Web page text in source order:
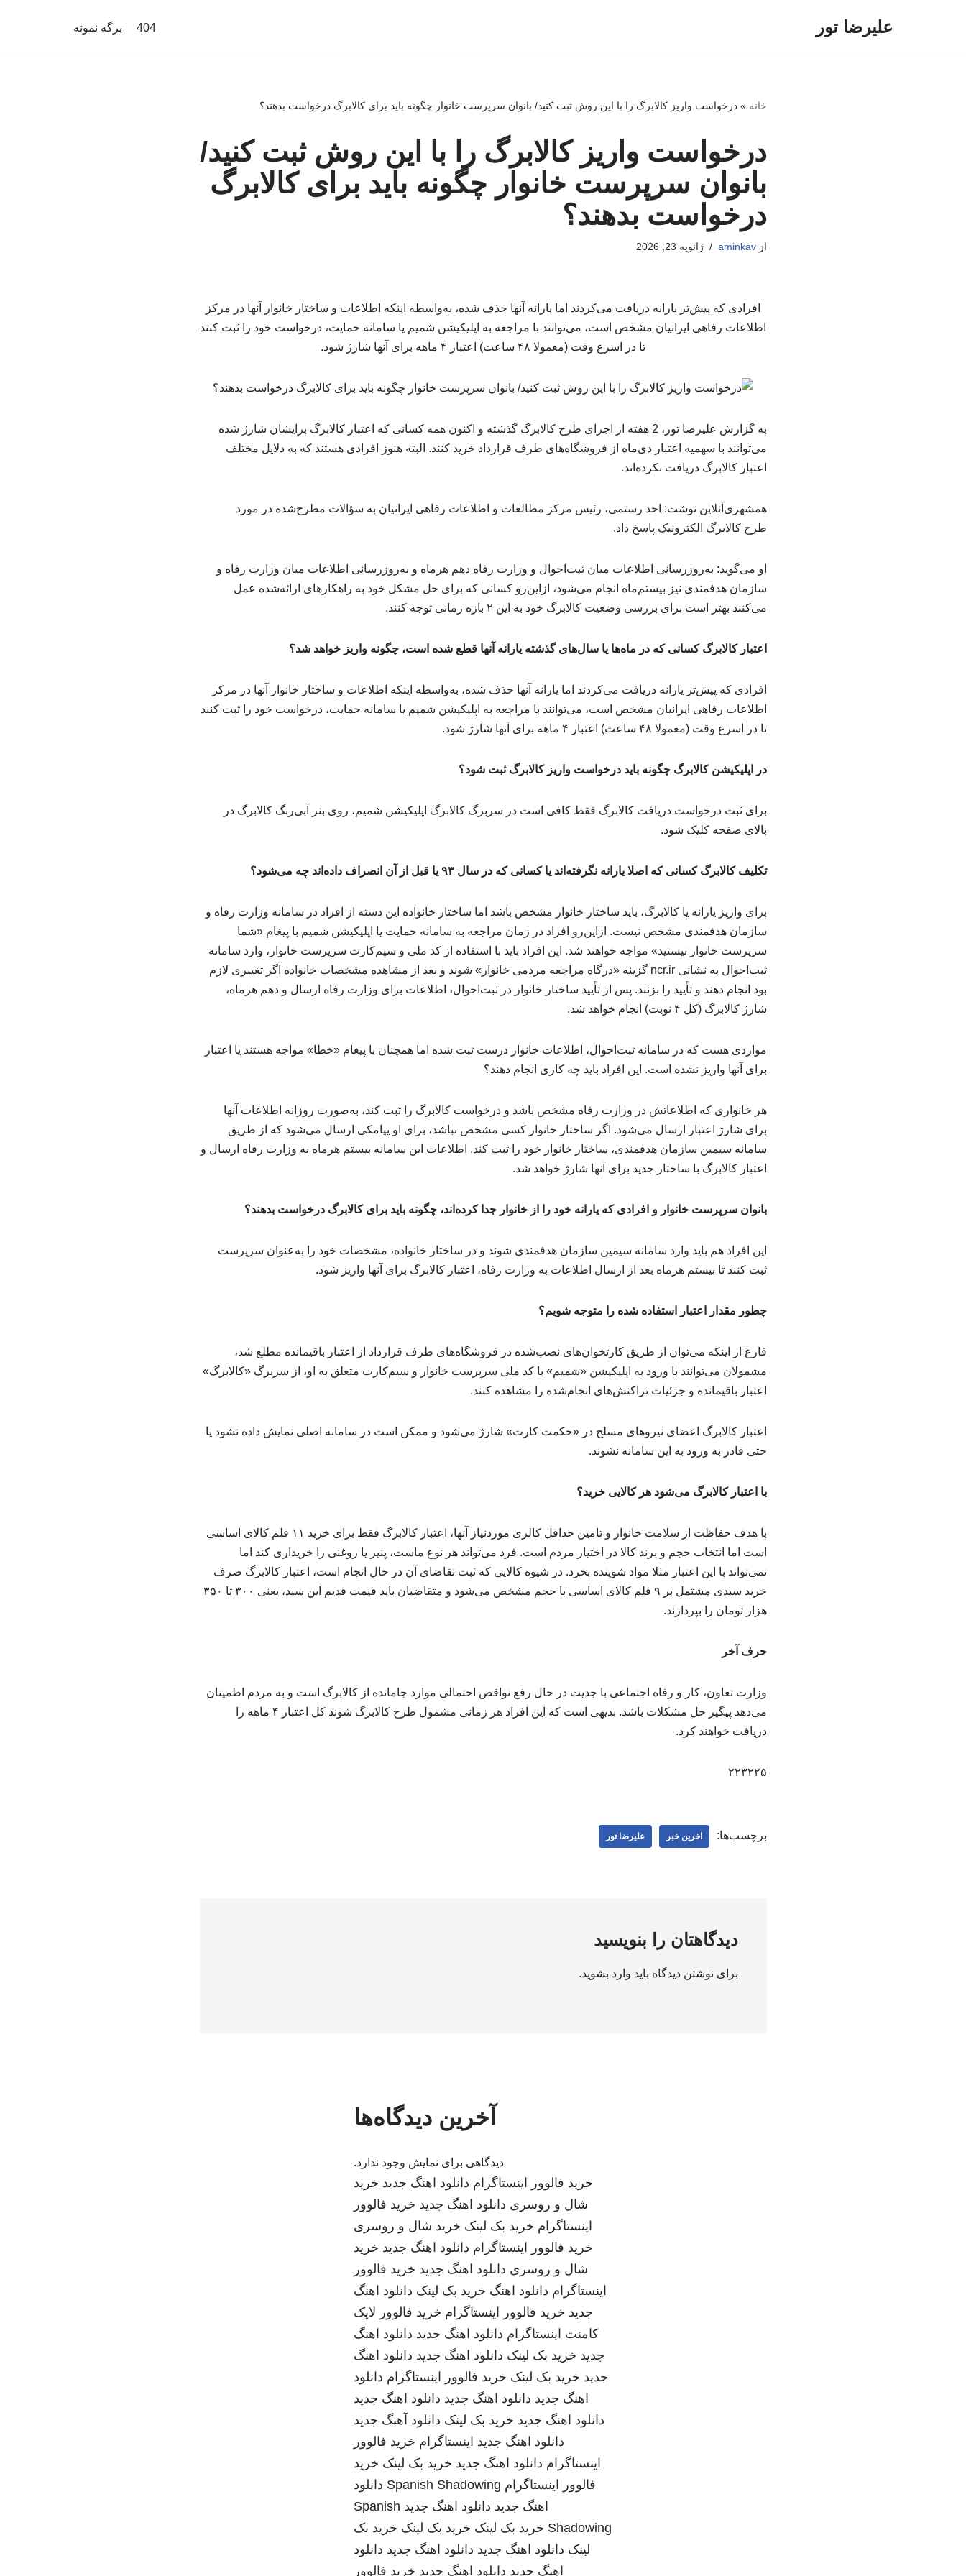
علیرضا تور 404 برگه نمونه
خانه »درخواست واریز کالابرگ را با این روش ثبت کنید/ بانوان سرپرست خانوار چگونه باید برای کالابرگ درخواست بدهند؟
درخواست واریز کالابرگ را با این روش ثبت کنید/
بانوان سرپرست خانوار چگونه باید برای کالابرگ
درخواست بدهند؟
ازaminkav ژانویه 23, 2026
افرادی که پیش‌تر یارانه دریافت می‌کردند اما یارانه آنها حذف شده، به‌واسطه اینکه اطلاعات و ساختار خانوار آنها در مرکز
اطلاعات رفاهی ایرانیان مشخص است، می‌توانند با مراجعه به اپلیکیشن شمیم یا سامانه حمایت، درخواست خود را ثبت کنند
تا در اسرع وقت (معمولا ۴۸ ساعت) اعتبار ۴ ماهه برای آنها شارژ شود.
به گزارش علیرضا تور، 2 هفته از اجرای طرح کالابرگ گذشته و اکنون همه کسانی که اعتبار کالابرگ برایشان شارژ شده
می‌توانند با سهمیه اعتبار دی‌ماه از فروشگاه‌های طرف قرارداد خرید کنند. البته هنوز افرادی هستند که به دلایل مختلف
اعتبار کالابرگ دریافت نکرده‌اند.
همشهری‌آنلاین نوشت: احد رستمی، رئیس مرکز مطالعات و اطلاعات رفاهی ایرانیان به سؤالات مطرح‌شده در مورد
طرح کالابرگ الکترونیک پاسخ داد.
او می‌گوید: به‌روزرسانی اطلاعات میان ثبت‌احوال و وزارت رفاه دهم هرماه و به‌روزرسانی اطلاعات میان وزارت رفاه و
سازمان هدفمندی نیز بیستم‌ماه انجام می‌شود، ازاین‌رو کسانی که برای حل مشکل خود به راهکارهای ارائه‌شده عمل
می‌کنند بهتر است برای بررسی وضعیت کالابرگ خود به این ۲ بازه زمانی توجه کنند.
اعتبار کالابرگ کسانی که در ماه‌ها یا سال‌های گذشته یارانه آنها قطع شده است، چگونه واریز خواهد شد؟
افرادی که پیش‌تر یارانه دریافت می‌کردند اما یارانه آنها حذف شده، به‌واسطه اینکه اطلاعات و ساختار خانوار آنها در مرکز
اطلاعات رفاهی ایرانیان مشخص است، می‌توانند با مراجعه به اپلیکیشن شمیم یا سامانه حمایت، درخواست خود را ثبت کنند
تا در اسرع وقت (معمولا ۴۸ ساعت) اعتبار ۴ ماهه برای آنها شارژ شود.
در اپلیکیشن کالابرگ چگونه باید درخواست واریز کالابرگ ثبت شود؟
برای ثبت درخواست دریافت کالابرگ فقط کافی است در سربرگ کالابرگ اپلیکیشن شمیم، روی بنر آبی‌رنگ کالابرگ در
بالای صفحه کلیک شود.
تکلیف کالابرگ کسانی که اصلا یارانه نگرفته‌اند یا کسانی که در سال ۹۳ یا قبل از آن انصراف داده‌اند چه می‌شود؟
برای واریز یارانه یا کالابرگ، باید ساختار خانوار مشخص باشد اما ساختار خانواده این دسته از افراد در سامانه وزارت رفاه و
سازمان هدفمندی مشخص نیست. ازاین‌رو افراد در زمان مراجعه به سامانه حمایت یا اپلیکیشن شمیم با پیغام «شما
سرپرست خانوار نیستید» مواجه خواهند شد. این افراد باید با استفاده از کد ملی و سیم‌کارت سرپرست خانوار، وارد سامانه
ثبت‌احوال به نشانی ncr.ir گزینه «درگاه مراجعه مردمی خانوار» شوند و بعد از مشاهده مشخصات خانواده اگر تغییری لازم
بود انجام دهند و تأیید را بزنند. پس از تأیید ساختار خانوار در ثبت‌احوال، اطلاعات برای وزارت رفاه ارسال و دهم هرماه،
شارژ کالابرگ (کل ۴ نوبت) انجام خواهد شد.
مواردی هست که در سامانه ثبت‌احوال، اطلاعات خانوار درست ثبت شده اما همچنان با پیغام «خطا» مواجه هستند یا اعتبار
برای آنها واریز نشده است. این افراد باید چه کاری انجام دهند؟
هر خانواری که اطلاعاتش در وزارت رفاه مشخص باشد و درخواست کالابرگ را ثبت کند، به‌صورت روزانه اطلاعات آنها
برای شارژ اعتبار ارسال می‌شود. اگر ساختار خانوار کسی مشخص نباشد، برای او پیامکی ارسال می‌شود که از طریق
سامانه سیمین سازمان هدفمندی، ساختار خانوار خود را ثبت کند. اطلاعات این سامانه بیستم هرماه به وزارت رفاه ارسال و
اعتبار کالابرگ با ساختار جدید برای آنها شارژ خواهد شد.
بانوان سرپرست خانوار و افرادی که یارانه خود را از خانوار جدا کرده‌اند، چگونه باید برای کالابرگ درخواست بدهند؟
این افراد هم باید وارد سامانه سیمین سازمان هدفمندی شوند و در ساختار خانواده، مشخصات خود را به‌عنوان سرپرست
ثبت کنند تا بیستم هرماه بعد از ارسال اطلاعات به وزارت رفاه، اعتبار کالابرگ برای آنها واریز شود.
چطور مقدار اعتبار استفاده شده را متوجه شویم؟
فارغ از اینکه می‌توان از طریق کارتخوان‌های نصب‌شده در فروشگاه‌های طرف قرارداد از اعتبار باقیمانده مطلع شد،
مشمولان می‌توانند با ورود به اپلیکیشن «شمیم» با کد ملی سرپرست خانوار و سیم‌کارت متعلق به او، از سربرگ «کالابرگ»
اعتبار باقیمانده و جزئیات تراکنش‌های انجام‌شده را مشاهده کنند.
اعتبار کالابرگ اعضای نیروهای مسلح در «حکمت کارت» شارژ می‌شود و ممکن است در سامانه اصلی نمایش داده نشود یا
حتی قادر به ورود به این سامانه نشوند.
با اعتبار کالابرگ می‌شود هر کالایی خرید؟
با هدف حفاظت از سلامت خانوار و تامین حداقل کالری موردنیاز آنها، اعتبار کالابرگ فقط برای خرید ۱۱ قلم کالای اساسی
است اما انتخاب حجم و برند کالا در اختیار مردم است. فرد می‌تواند هر نوع ماست، پنیر یا روغنی را خریداری کند اما
نمی‌تواند با این اعتبار مثلا مواد شوینده بخرد. در شیوه کالایی که ثبت تقاضای آن در حال انجام است، اعتبار کالابرگ صرف
خرید سبدی مشتمل بر ۹ قلم کالای اساسی با حجم مشخص می‌شود و متقاضیان باید قیمت قدیم این سبد، یعنی ۳۰۰ تا ۳۵۰
هزار تومان را بپردازند.
حرف آخر
وزارت تعاون، کار و رفاه اجتماعی با جدیت در حال رفع نواقص احتمالی موارد جامانده از کالابرگ است و به مردم اطمینان
می‌دهد پیگیر حل مشکلات باشد. بدیهی است که این افراد هر زمانی مشمول طرح کالابرگ شوند کل اعتبار ۴ ماهه را
دریافت خواهند کرد.
۲۲۳۲۲۵
برچسب‌ها: اخرین خبر علیرضا تور
دیدگاهتان را بنویسید
برای نوشتن دیدگاه باید وارد بشوید.
آخرین دیدگاه‌ها
دیدگاهی برای نمایش وجود ندارد.
خرید فالوور اینستاگرام دانلود اهنگ جدید خرید
شال و روسری دانلود اهنگ جدید خرید فالوور
اینستاگرام خرید بک لینک خرید شال و روسری
خرید فالوور اینستاگرام دانلود اهنگ جدید خرید
شال و روسری دانلود اهنگ جدید خرید فالوور
اینستاگرام دانلود اهنگ خرید بک لینک دانلود اهنگ
جدید خرید فالوور اینستاگرام خرید فالوور لایک
کامنت اینستاگرام دانلود اهنگ جدید دانلود اهنگ
جدید خرید بک لینک دانلود اهنگ جدید دانلود اهنگ
جدید خرید بک لینک خرید فالوور اینستاگرام دانلود
اهنگ جدید دانلود اهنگ جدید دانلود اهنگ جدید
دانلود اهنگ جدید خرید بک لینک دانلود آهنگ جدید
دانلود اهنگ جدید اینستاگرام خرید فالوور
اینستاگرام دانلود اهنگ جدید خرید بک لینک خرید
فالوور اینستاگرام Spanish Shadowing دانلود
اهنگ جدید دانلود اهنگ جدید Spanish
Shadowing خرید بک لینک خرید بک لینک خرید بک
لینک دانلود اهنگ جدید دانلود اهنگ جدید دانلود
اهنگ جدید دانلود اهنگ جدید خرید فالوور